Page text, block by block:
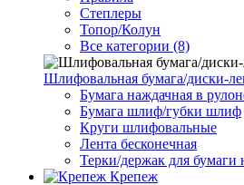
Степлеры
Топор/Колун
Все категории (8)
Шлифовальная бумага/диски-
Бумага наждачная в
Бумага шлиф/губки шлиф
Круги шлифовальные
Лента бесконечная
Терки/держак для бумаги
Крепеж